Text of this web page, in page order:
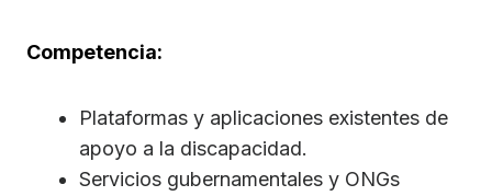
Competencia:
Plataformas y aplicaciones existentes de
apoyo a la discapacidad.
Servicios gubernamentales y ONGs